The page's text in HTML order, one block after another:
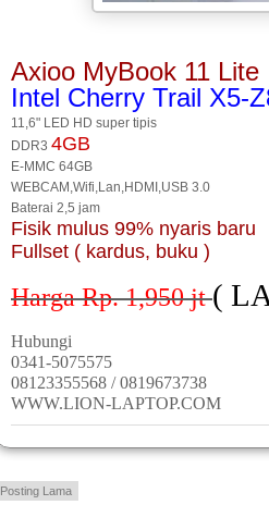
Axioo MyBook 11 Lite
Intel Cherry Trail X5-
11,6" LED HD super tipis
DDR3 4GB
E-MMC 64GB
WEBCAM,Wifi,Lan,HDMI,USB 3.0
Baterai 2,5 jam
Fisik mulus 99% nyaris baru
Fullset ( kardus, buku )
Harga Rp. 1,950jt (
Hubungi
0341-5075575
08123355568 / 0819673738
WWW.LION-LAPTOP.COM
Posting Lama